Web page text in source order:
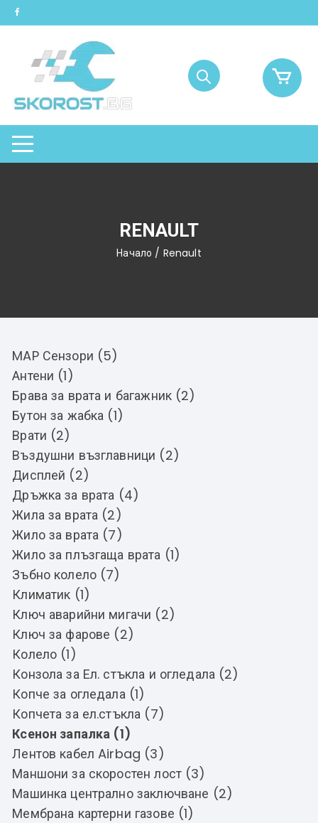
Skip
to
RENAULT
Начало / Renault
MAP Сензори (5)
Антени (1)
Брава за врата и багажник (2)
Бутон за жабка (1)
Врати (2)
Въздушни възглавници (2)
Дисплей (2)
Дръжка за врата (4)
Жила за врата (2)
Жило за врата (7)
Жило за плъзгаща врата (1)
Зъбно колело (7)
Климатик (1)
Ключ аварийни мигачи (2)
Ключ за фарове (2)
Колело (1)
Конзола за Ел. стъкла и огледала (2)
Копче за огледала (1)
Копчета за ел.стъкла (7)
Ксенон запалка (1)
Лентов кабел Airbag (3)
Маншони за скоростен лост (3)
Машинка централно заключване (2)
Мембрана картерни газове (1)